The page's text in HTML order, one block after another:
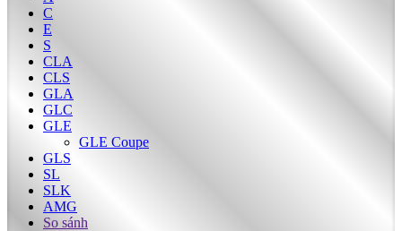
C
E
S
CLA
CLS
GLA
GLC
GLE
GLE Coupe
GLS
SL
SLK
AMG
So sánh